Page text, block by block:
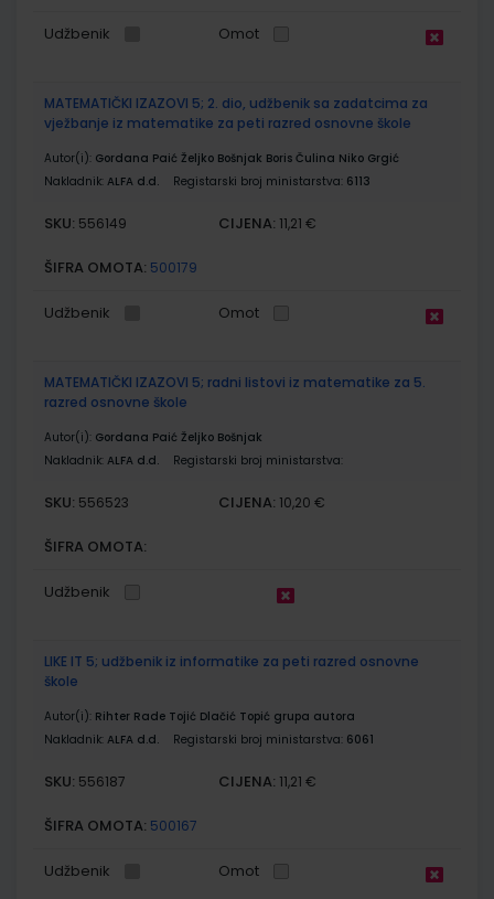
Udžbenik Omot
MATEMATIČKI IZAZOVI 5; 2. dio, udžbenik sa zadatcima za
vježbanje iz matematike za peti razred osnovne škole
Autor(i): Gordana Paić Željko Bošnjak Boris Čulina Niko Grgić
Nakladnik: ALFA d.d. Registarski broj ministarstva: 6113
SKU: 556149 CIJENA: 11,21 €
ŠIFRA OMOTA: 500179
Udžbenik Omot
MATEMATIČKI IZAZOVI 5; radni listovi iz matematike za 5.
razred osnovne škole
Autor(i): Gordana Paić Željko Bošnjak
Nakladnik: ALFA d.d. Registarski broj ministarstva:
SKU: 556523 CIJENA: 10,20 €
ŠIFRA OMOTA:
Udžbenik
LIKE IT 5; udžbenik iz informatike za peti razred osnovne
škole
Autor(i): Rihter Rade Tojić Dlačić Topić grupa autora
Nakladnik: ALFA d.d. Registarski broj ministarstva: 6061
SKU: 556187 CIJENA: 11,21 €
ŠIFRA OMOTA: 500167
Udžbenik Omot